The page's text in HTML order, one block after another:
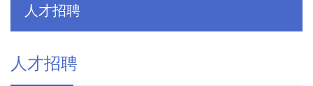
人才招聘
人才招聘